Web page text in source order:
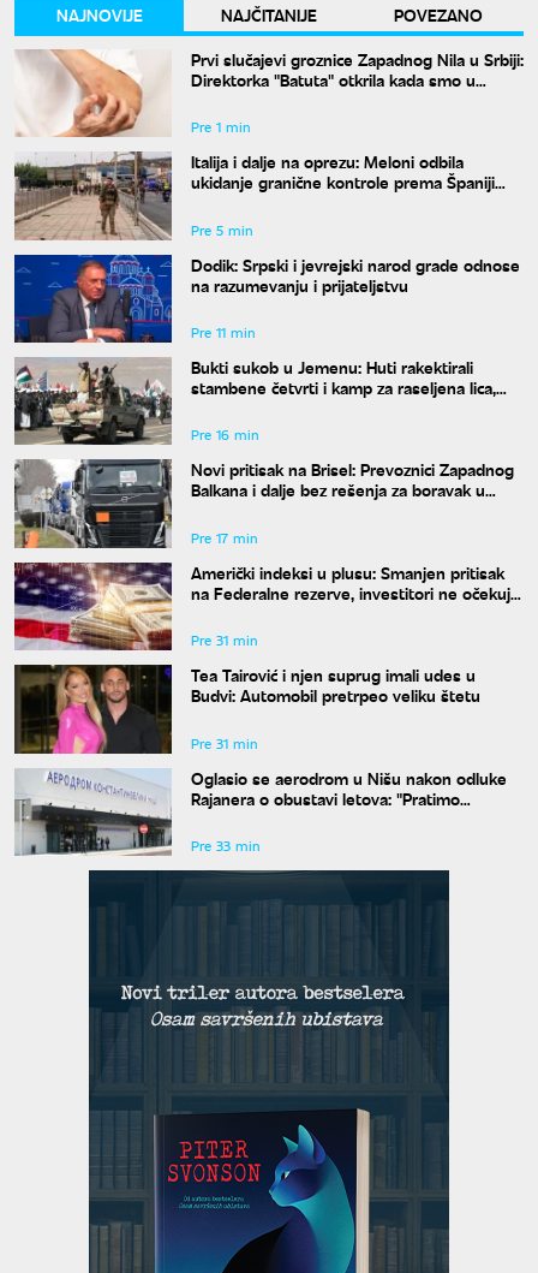
NAJNOVIJE NAJČITANIJE
POVEZANO
Prvi slučajevi groznice Zapadnog Nila u Srbiji:
Direktorka "Batuta" otkrila kada smo u
Pre 1 min
Italija i dalje na oprezu: Meloni odbila
ukidanje granične kontrole prema Španiji
Pre 5 min
Dodik: Srpski i jevrejski narod grade odnose
na razumevanju i prijateljstvu
Pre 11 min
Bukti sukob u Jemenu: Huti rakektirali
stambene četvrti i kamp za raseljena lica,
Pre 16 min
Novi pritisak na Brisel: Prevoznici Zapadnog
Balkana i dalje bez rešenja za boravak u
Pre 17 min
Američki indeksi u plusu: Smanjen pritisak
na Federalne rezerve, investitori ne očekuju
Pre 31 min
Tea Tairović i njen suprug imali udes u
Budvi: Automobil pretrpeo veliku štetu
Pre 31 min
Oglasio se aerodrom u Nišu nakon odluke
Rajanera o obustavi letova: "Pratimo
Pre 33 min